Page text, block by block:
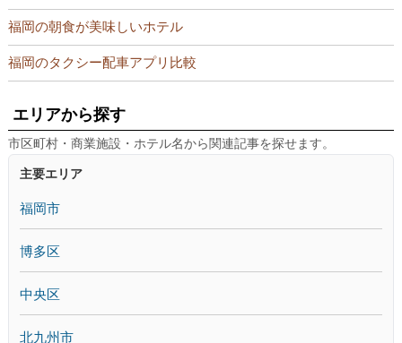
福岡の朝食が美味しいホテル
福岡のタクシー配車アプリ比較
エリアから探す
市区町村・商業施設・ホテル名から関連記事を探せます。
主要エリア
福岡市
博多区
中央区
北九州市